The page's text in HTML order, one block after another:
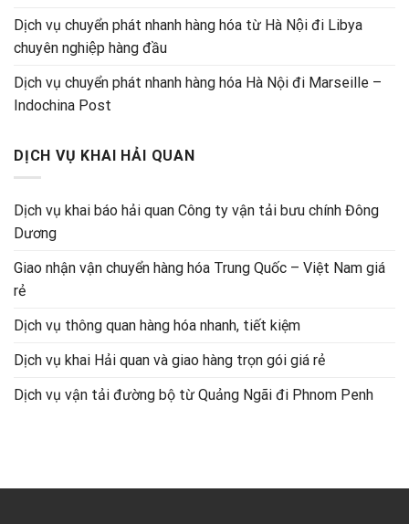
Dịch vụ chuyển phát nhanh hàng hóa từ Hà Nội đi Libya
chuyên nghiệp hàng đầu
Dịch vụ chuyển phát nhanh hàng hóa Hà Nội đi Marseille –
Indochina Post
DỊCH VỤ KHAI HẢI QUAN
Dịch vụ khai báo hải quan Công ty vận tải bưu chính Đông
Dương
Giao nhận vận chuyển hàng hóa Trung Quốc – Việt Nam giá
rẻ
Dịch vụ thông quan hàng hóa nhanh, tiết kiệm
Dịch vụ khai Hải quan và giao hàng trọn gói giá rẻ
Dịch vụ vận tải đường bộ từ Quảng Ngãi đi Phnom Penh